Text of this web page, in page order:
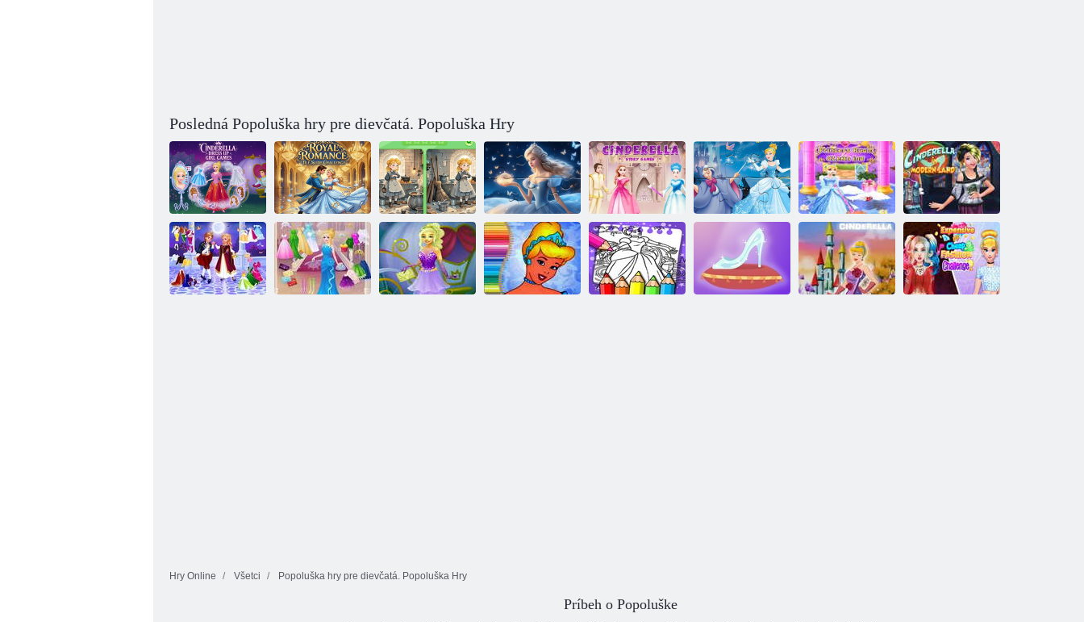
Posledná Popoluška hry pre dievčatá. Popoluška Hry
Prezliekať sa za
Popolušku
Značka:
Popoluška
Nájdite rozdiely:
Popoluška
Hádanka:
Popoluška
Hry o
Popoluške
Puzzle: Premena
Popolušky
Upratovanie
izby pre
princeznú
Popoluška v
modernej krajine
Hry Online Všetci Popoluška hry pre dievčatá. Popoluška Hry
Príbeh o Popoluške